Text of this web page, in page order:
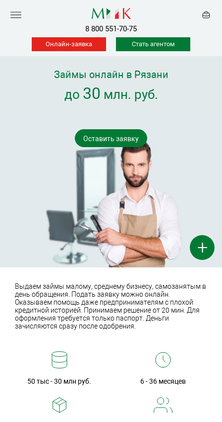
8 800 551-70-75
Онлайн-заявка Стать агентом
+
Оставить заявку
Займы онлайн в Рязани
до 30 млн. руб.
Выдаем займы малому, среднему бизнесу, самозанятым в
день обращения. Подать заявку можно онлайн.
Оказываем помощь даже предпринимателям с плохой
кредитной историей. Принимаем решение от 20 мин. Для
оформления требуется только паспорт. Деньги
зачисляются сразу после одобрения.
50 тыс - 30 млн руб. 6 - 36 месяцев